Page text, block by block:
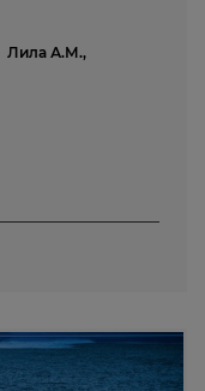
Лила А.М.,